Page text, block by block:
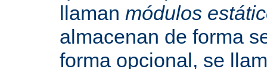
llaman módulos
almacenan de forma
forma opcional, se